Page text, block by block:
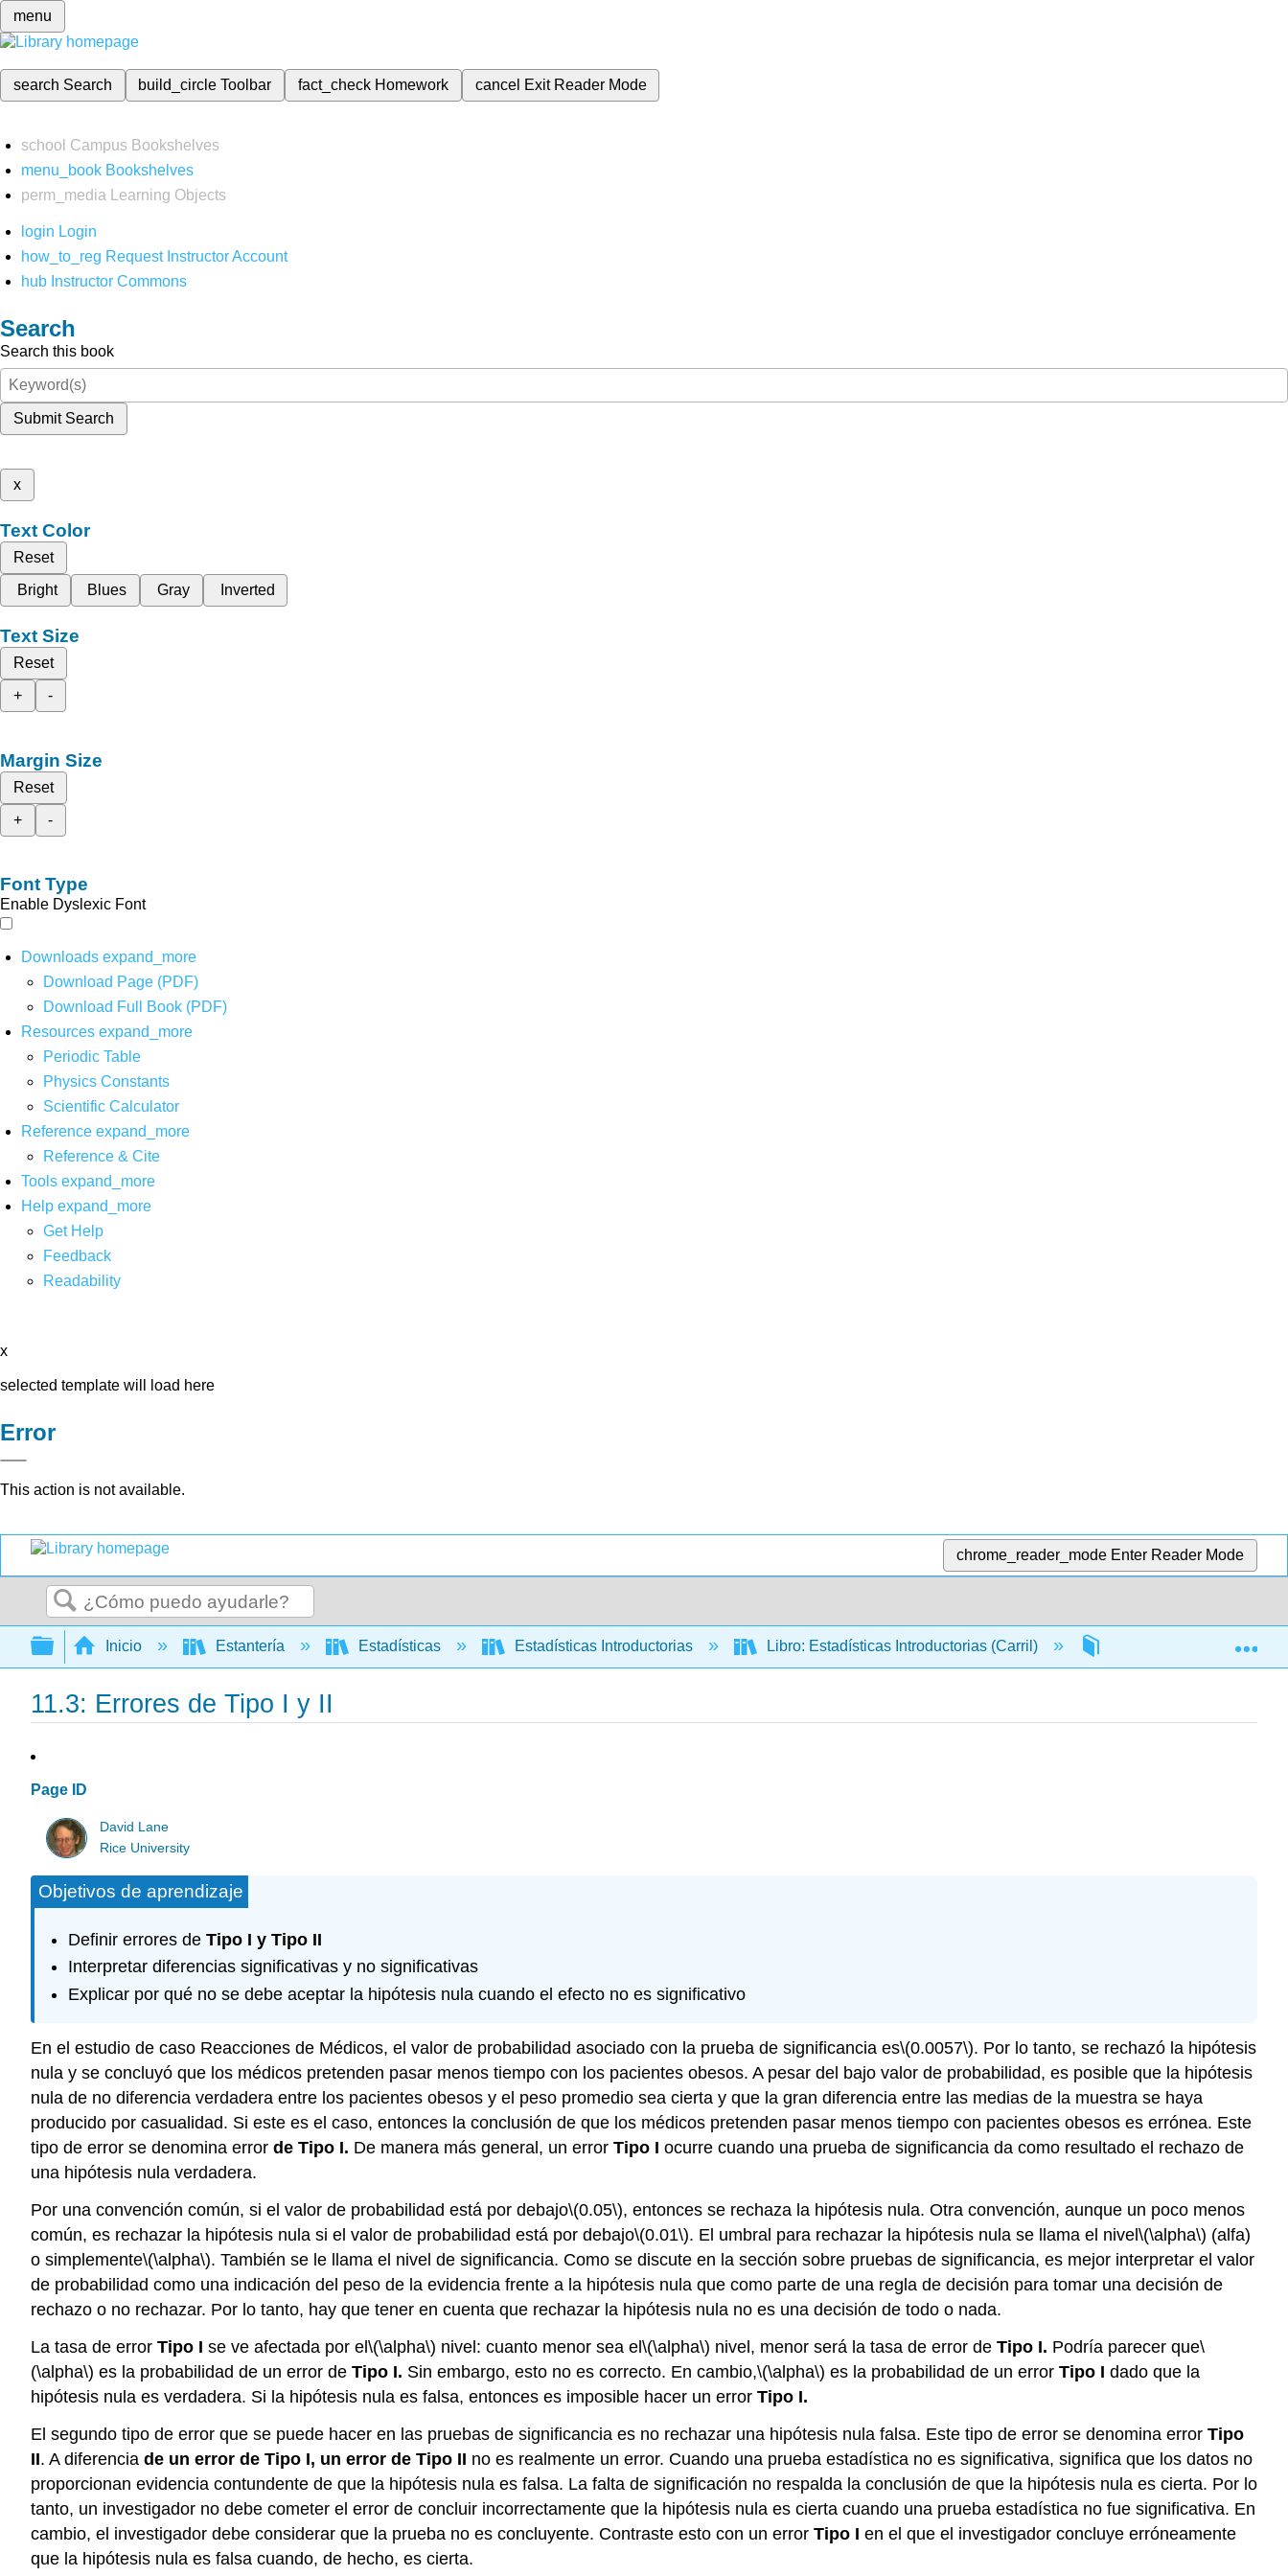
menu
search Search build_circleToolbar fact_check Homework cancel Exit Reader Mode
school Campus Bookshelves
menu_book Bookshelves
perm_media
Learning Objects
login Login
how_to_reg Request Instructor Account
hub Instructor Commons
Search
Search this book
Submit Search
x
Text Color
Reset
Bright
Blues Gray Inverted
Text Size
Reset
+
-
Margin Size
Reset
+
-
Font Type
Enable Dyslexic Font
Downloads expand_more
Download Page (PDF)
Download Full Book (PDF)
Resources expand_more
Periodic Table
Physics Constants
Scientific Calculator
Reference expand_more
Reference & Cite
Tools expand_more
Help expand_more
Get Help
Feedback
Readability
x
selected template will load here
Error
This action is not available.
chrome_reader_mode Enter Reader Mode
Buscar
Expandir/contraer jerarquía global
Inicio Estantería Estadísticas Estadísticas Introductorias Libro: Estadísticas Introductorias (Carril) 11: Lógica de las
11.3: Errores de Tipo I y II
Page ID
David Lane
Rice University
Objetivos de aprendizaje
Definir errores de Tipo I y Tipo II
Interpretar diferencias significativas y no significativas
Explicar por qué no se debe aceptar la hipótesis nula cuando el efecto no es significativo
En el estudio de caso Reacciones de Médicos, el valor de probabilidad asociado con la prueba de significancia es\(0.0057\). Por lo tanto, se rechazó la hipótesis
nula y se concluyó que los médicos pretenden pasar menos tiempo con los pacientes obesos. A pesar del bajo valor de probabilidad, es posible que la hipótesis
nula de no diferencia verdadera entre los pacientes obesos y el peso promedio sea cierta y que la gran diferencia entre las medias de la muestra se haya
producido por casualidad. Si este es el caso, entonces la conclusión de que los médicos pretenden pasar menos tiempo con pacientes obesos es errónea. Este
tipo de error se denomina error de Tipo I. De manera más general, un error Tipo I ocurre cuando una prueba de significancia da como resultado el rechazo de
una hipótesis nula verdadera.
Por una convención común, si el valor de probabilidad está por debajo\(0.05\), entonces se rechaza la hipótesis nula. Otra convención, aunque un poco menos
común, es rechazar la hipótesis nula si el valor de probabilidad está por debajo\(0.01\). El umbral para rechazar la hipótesis nula se llama el nivel\(\alpha\) (alfa)
o simplemente\(\alpha\). También se le llama el nivel de significancia. Como se discute en la sección sobre pruebas de significancia, es mejor interpretar el valor
de probabilidad como una indicación del peso de la evidencia frente a la hipótesis nula que como parte de una regla de decisión para tomar una decisión de
rechazo o no rechazar. Por lo tanto, hay que tener en cuenta que rechazar la hipótesis nula no es una decisión de todo o nada.
La tasa de error Tipo I se ve afectada por el\(\alpha\) nivel: cuanto menor sea el\(\alpha\) nivel, menor será la tasa de error de Tipo I. Podría parecer que\
(\alpha\) es la probabilidad de un error de Tipo I. Sin embargo, esto no es correcto. En cambio,\(\alpha\) es la probabilidad de un error Tipo I dado que la
hipótesis nula es verdadera. Si la hipótesis nula es falsa, entonces es imposible hacer un error Tipo I.
El segundo tipo de error que se puede hacer en las pruebas de significancia es no rechazar una hipótesis nula falsa. Este tipo de error se denomina error Tipo
II. A diferencia de un error de Tipo I, un error de Tipo II no es realmente un error. Cuando una prueba estadística no es significativa, significa que los datos no
proporcionan evidencia contundente de que la hipótesis nula es falsa. La falta de significación no respalda la conclusión de que la hipótesis nula es cierta. Por lo
tanto, un investigador no debe cometer el error de concluir incorrectamente que la hipótesis nula es cierta cuando una prueba estadística no fue significativa. En
cambio, el investigador debe considerar que la prueba no es concluyente. Contraste esto con un error Tipo I en el que el investigador concluye erróneamente
que la hipótesis nula es falsa cuando, de hecho, es cierta.